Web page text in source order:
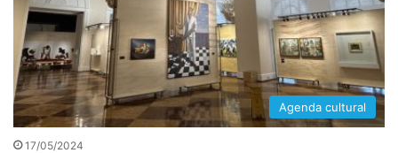
Agenda cultural
17/05/2024